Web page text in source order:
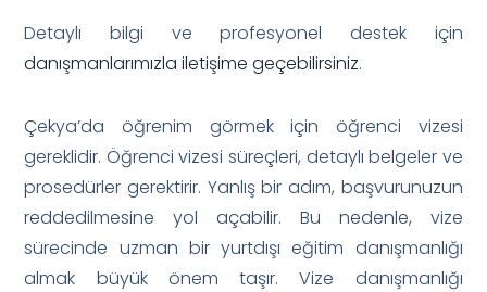
Detaylı bilgi ve profesyonel destek için
danışmanlarımızla iletişime geçebilirsiniz.
Çekya’da öğrenim görmek için öğrenci vizesi
gereklidir. Öğrenci vizesi süreçleri, detaylı belgeler ve
prosedürler gerektirir. Yanlış bir adım, başvurunuzun
reddedilmesine yol açabilir. Bu nedenle, vize
sürecinde uzman bir yurtdışı eğitim danışmanlığı
almak büyük önem taşır. Vize danışmanlığı